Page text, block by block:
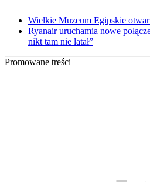
Wielkie Muzeum Egipskie
Ryanair uruchamia nowe
nikt tam nie latał”
Promowane treści